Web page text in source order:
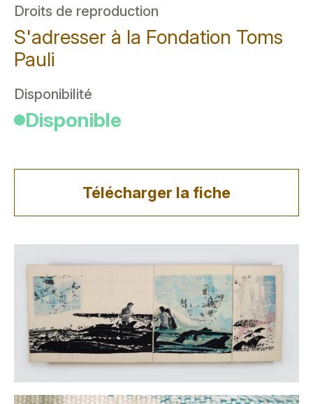
Droits de reproduction
S'adresser à la Fondation Toms
Pauli
Disponibilité
Disponible
Télécharger la fiche